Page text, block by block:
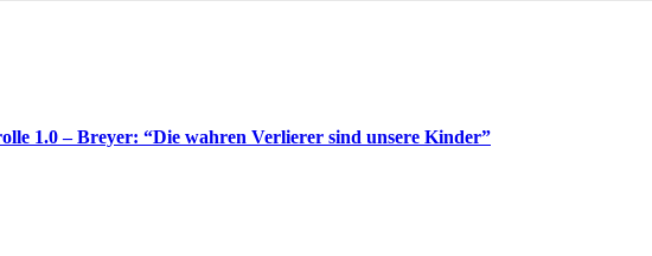
1.0 – Breyer: “Die wahren Verlierer sind unsere Kinder”